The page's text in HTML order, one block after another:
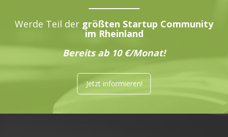
Werde Teil der größten Startup Community
im Rheinland
Bereits ab 10 €/Monat!
Jetzt informieren!